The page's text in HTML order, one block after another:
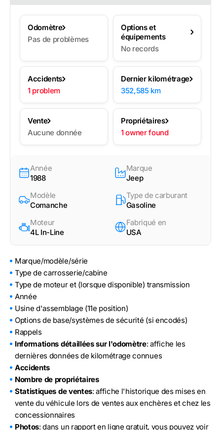
Odomètre
Pas de problèmes
Options et
équipements
No records
Accidents
1 problem
Dernier kilométrage
352,585 km
Vente
Aucune donnée
Propriétaires
1 owner found
Année
1988
Marque
Jeep
Modèle
Comanche
Type de carburant
Gasoline
Moteur
4L In-Line
Fabriqué en
USA
Marque/modèle/série
Type de carrosserie/cabine
Type de moteur et (lorsque disponible) transmission
Année
Usine d'assemblage (11e position)
Options de base/systèmes de sécurité (si encodés)
Rappels
Informations détaillées sur l'odomètre: affiche les
dernières données de kilométrage connues
Accidents
Nombre de propriétaires
Statistiques de ventes: affiche l'historique des mises en
vente du véhicule lors de ventes aux enchères et chez les
concessionnaires
Photos: dans un rapport en ligne gratuit, vous pouvez voir